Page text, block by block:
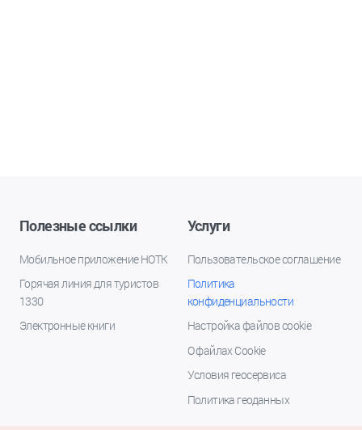
Полезные ссылки
Мобильное приложение НОТК
Горячая линия для туристов
1330
Электронные книги
Услуги
Пользовательское соглашение
Политика
конфиденциальности
Настройка файлов cookie
О файлах Cookie
Условия геосервиса
Политика геоданных